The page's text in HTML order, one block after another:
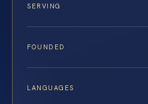
SERVING
FOUNDED
LANGUAGES